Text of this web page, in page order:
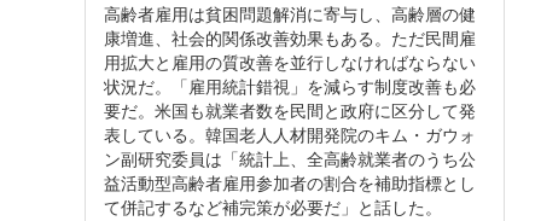
高齢者雇用は貧困問題解消に寄与し、高齢層の健
康増進、社会的関係改善効果もある。ただ民間雇
用拡大と雇用の質改善を並行しなければならない
状況だ。「雇用統計錯視」を減らす制度改善も必
要だ。米国も就業者数を民間と政府に区分して発
表している。韓国老人人材開発院のキム・ガウォ
ン副研究委員は「統計上、全高齢就業者のうち公
益活動型高齢者雇用参加者の割合を補助指標とし
て併記するなど補完策が必要だ」と話した。